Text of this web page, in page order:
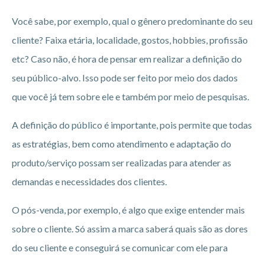
Você sabe, por exemplo, qual o gênero predominante do seu
cliente? Faixa etária, localidade, gostos, hobbies, profissão
etc? Caso não, é hora de pensar em realizar a definição do
seu público-alvo. Isso pode ser feito por meio dos dados
que você já tem sobre ele e também por meio de pesquisas.
A definição do público é importante, pois permite que todas
as estratégias, bem como atendimento e adaptação do
produto/serviço possam ser realizadas para atender as
demandas e necessidades dos clientes.
O pós-venda, por exemplo, é algo que exige entender mais
sobre o cliente. Só assim a marca saberá quais são as dores
do seu cliente e conseguirá se comunicar com ele para